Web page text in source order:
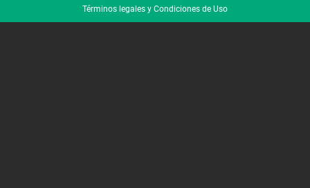
Términos legales y Condiciones de Uso